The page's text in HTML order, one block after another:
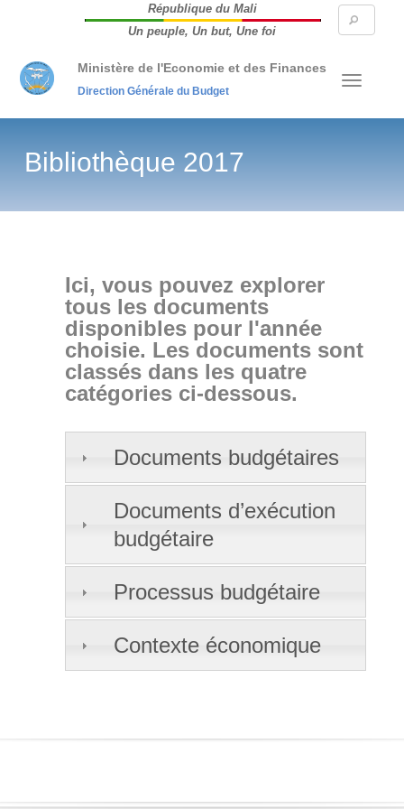
République du Mali
Un peuple, Un but, Une foi
form
Ministère de l'Economie et des Finances
Direction Générale du Budget
Bibliothèque 2017
Ici, vous pouvez explorer
tous les documents
disponibles pour l'année
choisie. Les documents sont
classés dans les quatre
catégories ci-dessous.
Documents budgétaires
Documents d’exécution
budgétaire
Processus budgétaire
Contexte économique